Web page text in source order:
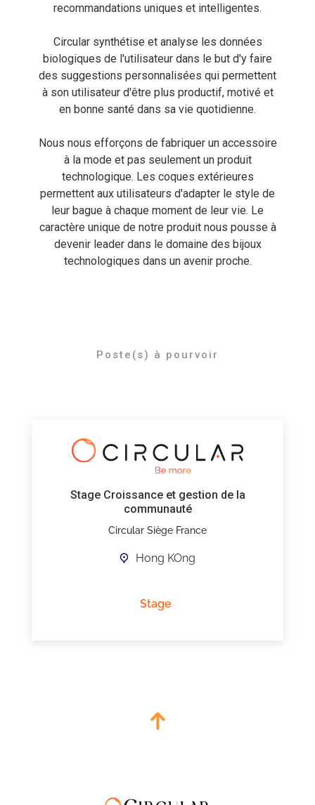
recommandations uniques et intelligentes.
Circular synthétise et analyse les données
biologiques de l'utilisateur dans le but d'y faire
des suggestions personnalisées qui permettent
à son utilisateur d'être plus productif, motivé et
en bonne santé dans sa vie quotidienne.
Nous nous efforçons de fabriquer un accessoire
à la mode et pas seulement un produit
technologique. Les coques extérieures
permettent aux utilisateurs d'adapter le style de
leur bague à chaque moment de leur vie. Le
caractère unique de notre produit nous pousse à
devenir leader dans le domaine des bijoux
technologiques dans un avenir proche.
Poste(s) à pourvoir
Stage Croissance et gestion de la
communauté
Circular Siège France
Hong KOng
Stage